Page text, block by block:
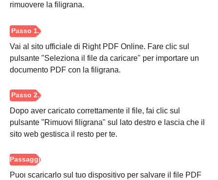
rimuovere la filigrana.
Passo 1.
Vai al sito ufficiale di Right PDF Online. Fare clic sul
pulsante "Seleziona il file da caricare" per importare un
documento PDF con la filigrana.
Dopo aver caricato correttamente il file, fai clic sul
pulsante "Rimuovi filigrana" sul lato destro e lascia che il
sito web gestisca il resto per te.
Puoi scaricarlo sul tuo dispositivo per salvare il file PDF